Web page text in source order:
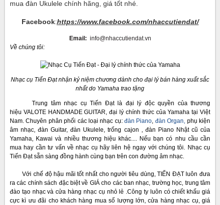
mua đàn Ukulele chính hãng, giá tốt nhé.
Facebook:https://www.facebook.com/nhaccutiendat/
Email: info@nhaccutiendat.vn
Về chúng tôi:
Nhạc cụ Tiến Đạt nhận kỷ niệm chương dành cho đại lý bán hàng xuất sắc
nhất do Yamaha trao tặng
Trung tâm nhạc cụ Tiến Đạt là đại lý độc quyền của thương
hiệu VALOTE HANDMADE GUITAR, đại lý chính thức của Yamaha tại Việt
Nam. Chuyên phân phối các loại nhạc cụ:đàn Piano, đàn Organ, phụ kiện
âm nhạc, đàn Guitar, đàn Ukulele, trống cajon , đàn Piano Nhật cũ của
Yamaha, Kawai và nhiều thương hiệu khác.... Nếu bạn có nhu cầu cần
mua hay cần tư vấn về nhạc cụ hãy liên hệ ngay với chúng tôi. Nhạc cụ
Tiến Đạt sẵn sàng đồng hành cùng bạn trên con đường âm nhạc.
Với chế độ hậu mãi tốt nhất cho người tiêu dùng, TIẾN ĐẠT luôn đưa
ra các chính sách đặc biệt về GIÁ cho các ban nhạc, trường học, trung tâm
đào tạo nhạc và cửa hàng nhạc cụ nhỏ lẻ .Công ty luôn có chiết khấu giá
cực kì ưu đãi cho khách hàng mua số lượng lớn, cửa hàng nhạc cụ, giá